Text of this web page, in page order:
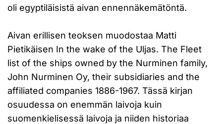
oli egyptiläisistä aivan ennennäkemätöntä.
Aivan erillisen teoksen muodostaa Matti
Pietikäisen In the wake of the Uljas. The Fleet
list of the ships owned by the Nurminen family,
John Nurminen Oy, their subsidiaries and the
affiliated companies 1886-1967. Tässä kirjan
osuudessa on enemmän laivoja kuin
suomenkielisessä laivoja ja niiden historiaa